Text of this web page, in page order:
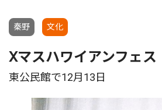
秦野 文化
Ⅹマスハワイアンフェス
東公民館で12月13日